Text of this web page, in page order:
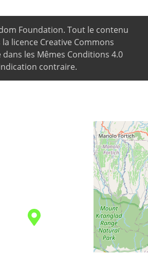
Foundation. Tout le contenu
licence Creative Commons
les Mêmes Conditions 4.0
contraire.